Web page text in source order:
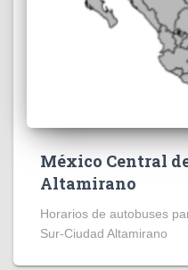
México Central
Altamirano
Horarios de autobuses
Sur-Ciudad Altamirano